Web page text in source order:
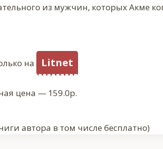
из мужчин, которых Акме
на Litnet
цена — 159.0р.
автора в том числе бесплатно)